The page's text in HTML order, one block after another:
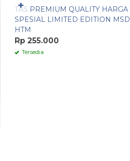
TAS PREMIUM QUALITY HARGA
SPESIAL LIMITED EDITION MSD
HTM
Rp 255.000
Tersedia
✚